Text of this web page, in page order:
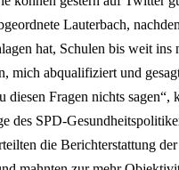
Lauterbach,
hat, Schulen bis weit ins
mich abqualifiziert und
diesen Fragen nichts sagen“,
des SPD-
die Berichterstattung der